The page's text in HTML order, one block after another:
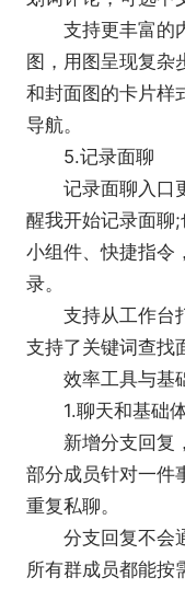
在手机上就可以
支持关联控件，可
8.企业支付
提供完备的支付
收款与付款，也可
9.可管理的群
可设置仅群主可
群公告。支持发起
10.汇报
员工通过日报、
者可在手机端方便
支持更丰富的内
图，用图呈现复杂
和封面图的卡片样
导航。
5.记录面聊
记录面聊入口更
醒我开始记录面聊
小组件、快捷指令
录。
支持从工作台打
支持了关键词查找
效率工具与基
1.聊天和基础
新增分支回复，
部分成员针对一件
重复私聊。
分支回复不会通
所有群成员都能按